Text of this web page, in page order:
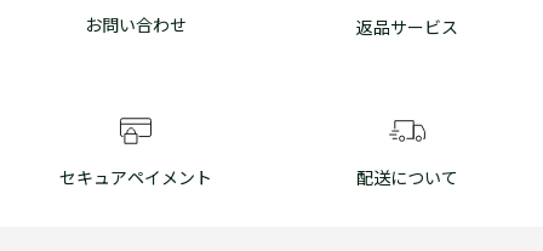
お問い合わせ 返品サービス
セキュアペイメント 配送について